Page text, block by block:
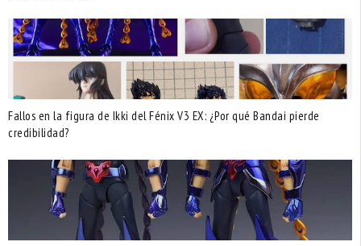
Fallos en la figura de Ikki del Fénix V3 EX: ¿Por qué Bandai pierde
credibilidad?